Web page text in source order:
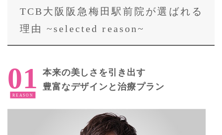
TCB大阪阪急梅田駅前院が選ばれる
理由 ~selected reason~
本来の美しさを引き出す
豊富なデザインと治療プラン